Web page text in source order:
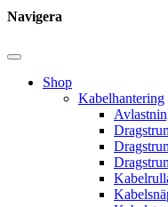
Navigera
Shop
Kabelhantering